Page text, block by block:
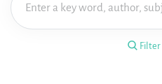
Filter
Practice area